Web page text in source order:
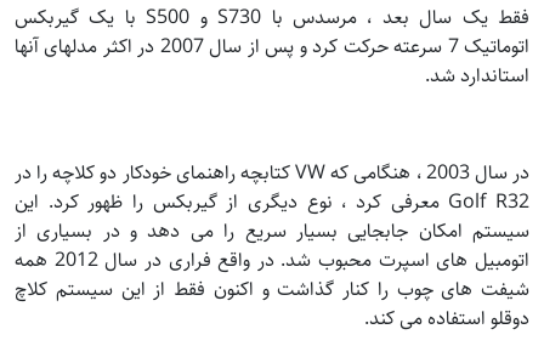
فقط یک سال بعد ، مرسدس با S730 و S500 با یک گیربکس
اتوماتیک 7 سرعته حرکت کرد و پس از سال 2007 در اکثر مدلهای آنها
استاندارد شد.
در سال 2003 ، هنگامی که VW کتابچه راهنمای خودکار دو کلاچه را در
Golf R32 معرفی کرد ، نوع دیگری از گیربکس را ظهور کرد. این
سیستم امکان جابجایی بسیار سریع را می دهد و در بسیاری از
اتومبیل های اسپرت محبوب شد. در واقع فراری در سال 2012 همه
شیفت های چوب را کنار گذاشت و اکنون فقط از این سیستم کلاچ
دوقلو استفاده می کند.